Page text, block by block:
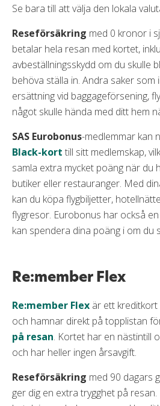
Se bara till att välja den lokala
Reseförsäkring med 0 kronor i
betalar hela resan med kortet,
avbeställningsskydd om du skulle
behöva ställa in. Andra saker
ersättning vid baggageförsening,
något skulle hända med ditt hem
SAS Eurobonus-medlemmar kan
Black-kort till sitt medlemskap,
samla extra mycket poäng när du
butiker eller restauranger. Med
kan du köpa flygbiljetter,
flygresor. Eurobonus har också
kan spendera dina poäng i om du
Re:member Flex
Re:member Flex är ett
och hamnar direkt på topplistan
på resan. Kortet har en nästintill
och har heller ingen årsavgift.
Reseförsäkring med 90 dagars
ger dig en extra trygghet på